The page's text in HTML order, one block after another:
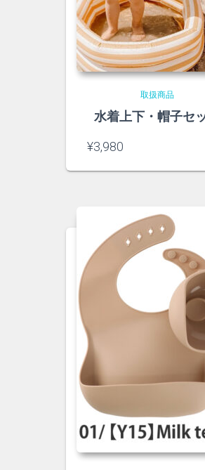
取扱商品
水着上下・帽子セ
¥3,980